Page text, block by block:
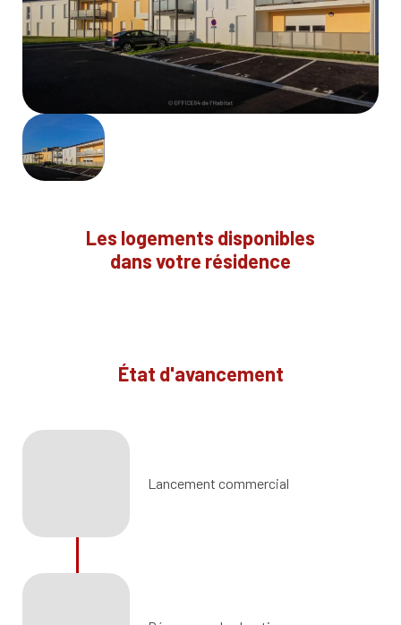
Les logements disponibles
dans votre résidence
État d'avancement
Lancement commercial